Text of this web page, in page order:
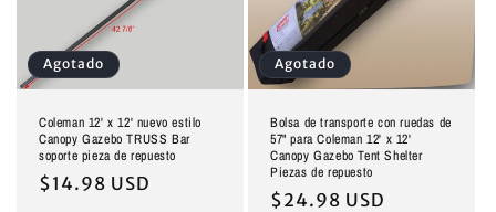
Agotado
Coleman 12' x 12' nuevo estilo
Canopy Gazebo TRUSS Bar
soporte pieza de repuesto
Precio
$14.98 USD
Agotado
Bolsa de transporte con ruedas de
57" para Coleman 12' x 12'
Canopy Gazebo Tent Shelter
Piezas de repuesto
Precio
$24.98 USD